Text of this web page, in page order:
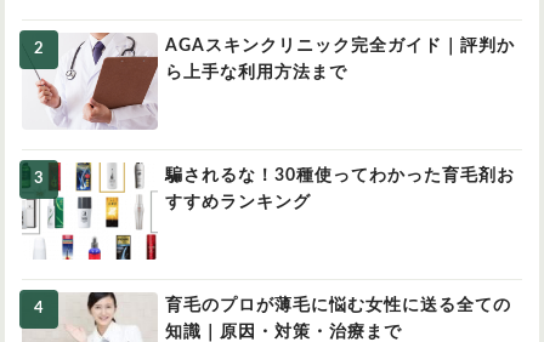
AGAスキンクリニック完全ガイド｜評判か
ら上手な利用方法まで
騙されるな！30種使ってわかった育毛剤お
すすめランキング
育毛のプロが薄毛に悩む女性に送る全ての
知識｜原因・対策・治療まで